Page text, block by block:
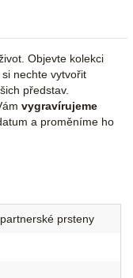
Objevte kolekci
si nechte vytvořit
představ.
vygravírujeme
a proměníme ho
prsteny